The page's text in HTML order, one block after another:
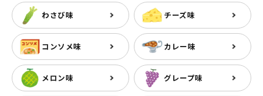
わさび味 チーズ味
コンソメ味 カレー味
メロン味 グレープ味